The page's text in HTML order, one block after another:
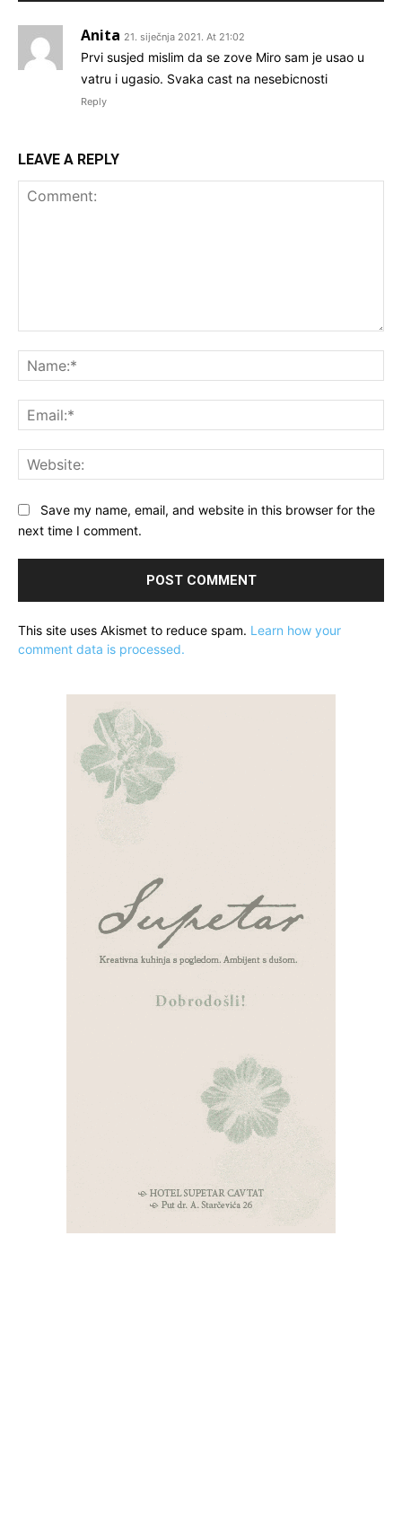
Anita 21. siječnja 2021. At 21:02
Prvi susjed mislim da se zove Miro sam je usao u
vatru i ugasio. Svaka cast na nesebicnosti
Reply
LEAVE A REPLY
Save my name, email, and website in this browser for the
next time I comment.
This site uses Akismet to reduce spam. Learn how your
comment data is processed.